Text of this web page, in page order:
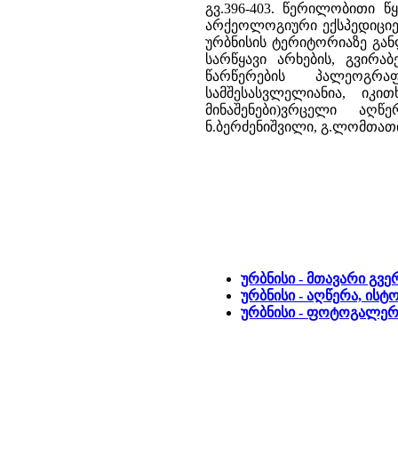
გვ.396-403. წერილობითი
არქეოლოგიური
ურბნისის ტერიტორიაზე
სარწყავი არხების,
წარწერების
სამშესასვლელიანია,
მინაშენები)ვრცელი
ნ.ბერძენიშვილი,
ურბნისი - მთავარი
ურბნისი - აღწერა,
ურბნისი -